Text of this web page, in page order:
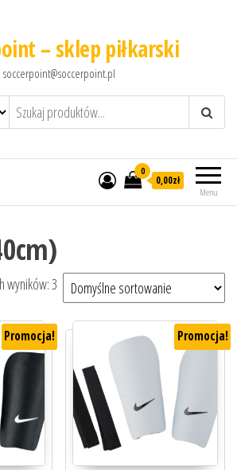
– sklep piłkarski
soccerpoint@soccerpoint.pl
Menu
0
0,00zł
wyników: 3
Promocja! Promocja!